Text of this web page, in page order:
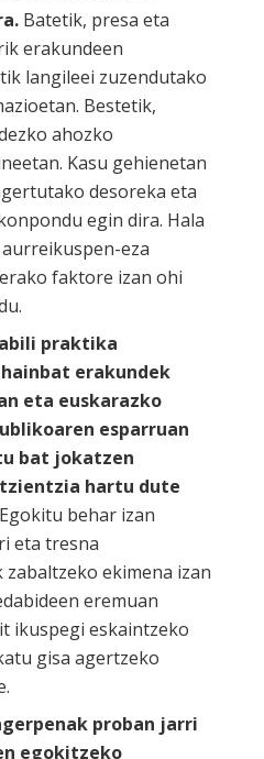
Batetik, presa eta
erakundeen
langileei zuzendutako
Bestetik,
ahozko
Kasu gehienetan
desoreka eta
egin dira. Hala
eza
faktore izan ohi
praktika
erakundek
eta euskarazko
esparruan
bat jokatzen
hartu dute
Egokitu behar izan
eta tresna
ekimena izan
eremuan
ikuspegi eskaintzeko
gisa agertzeko
proban jarri
egokitzeko